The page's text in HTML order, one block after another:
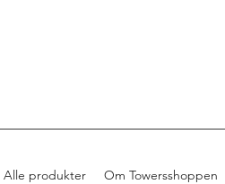
Alle produkter Om Towersshoppen